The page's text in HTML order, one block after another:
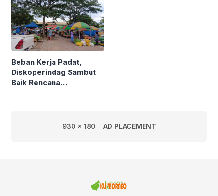
Beban Kerja Padat,
Diskoperindag Sambut
Baik Rencana
930 x 180 AD PLACEMENT